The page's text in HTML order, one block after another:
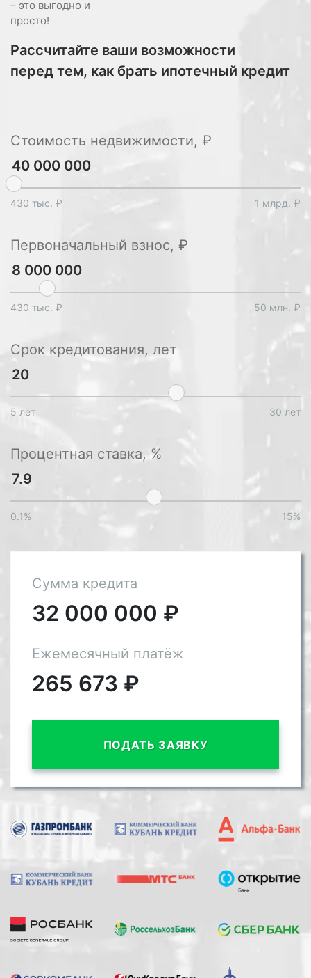
– это выгодно и
просто!
Рассчитайте ваши возможности
перед тем, как брать ипотечный кредит
Стоимость недвижимости, ₽
430 тыс. ₽ 1 млрд. ₽
Первоначальный взнос, ₽
430 тыс. ₽ 50 млн. ₽
Срок кредитования, лет
5 лет 30 лет
Процентная ставка, %
0.1% 15%
Сумма кредита
32 000 000 ₽
Ежемесячный платёж
265 673 ₽
ПОДАТЬ ЗАЯВКУ